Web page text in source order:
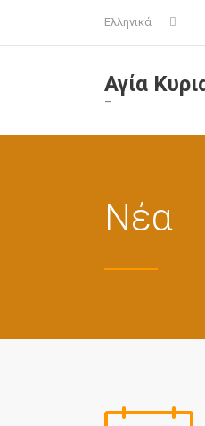
Ελληνικά
Αγία
–
Νέα